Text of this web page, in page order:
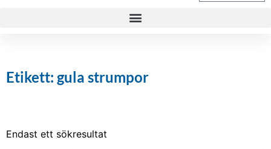
Etikett: gula strumpor
Endast ett sökresultat